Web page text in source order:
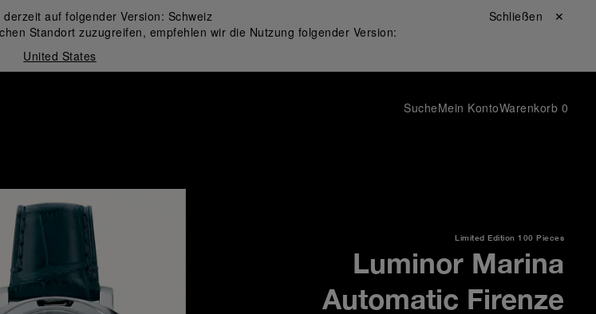
auf folgender Version: Schweiz
Standort zuzugreifen, empfehlen wir die Nutzung folgender Version:
United States
Schließen ✕
SucheMein KontoWarenkorb 0
Limited Edition 100 Pieces
Luminor Marina
Automatic Firenze